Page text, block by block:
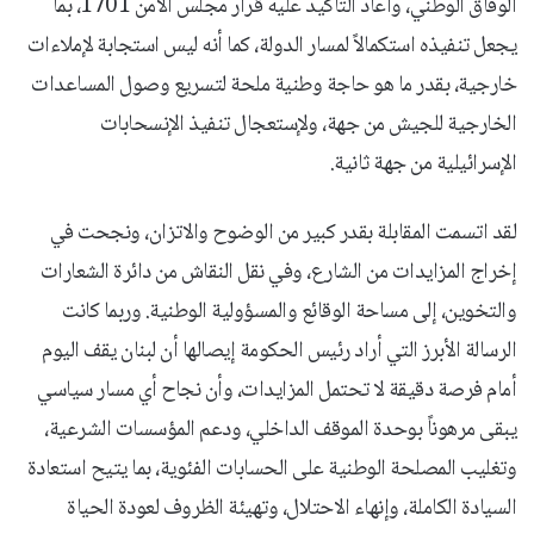
يجعل تنفيذه استكمالاً لمسار الدولة، كما أنه ليس استجابة لإملاءات
خارجية، بقدر ما هو حاجة وطنية ملحة لتسريع وصول المساعدات
الخارجية للجيش من جهة، ولإستعجال تنفيذ الإنسحابات
الإسرائيلية من جهة ثانية.
لقد اتسمت المقابلة بقدر كبير من الوضوح والاتزان، ونجحت في
إخراج المزايدات من الشارع، وفي نقل النقاش من دائرة الشعارات
والتخوين، إلى مساحة الوقائع والمسؤولية الوطنية. وربما كانت
الرسالة الأبرز التي أراد رئيس الحكومة إيصالها أن لبنان يقف اليوم
أمام فرصة دقيقة لا تحتمل المزايدات، وأن نجاح أي مسار سياسي
يبقى مرهوناً بوحدة الموقف الداخلي، ودعم المؤسسات الشرعية،
وتغليب المصلحة الوطنية على الحسابات الفئوية، بما يتيح استعادة
السيادة الكاملة، وإنهاء الاحتلال، وتهيئة الظروف لعودة الحياة